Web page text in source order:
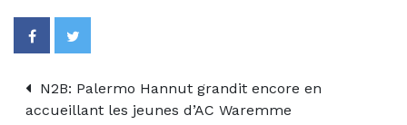
N2B: Palermo Hannut grandit encore en
accueillant les jeunes d’AC Waremme